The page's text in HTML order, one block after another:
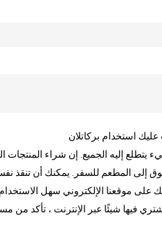
عليك استخدام بركاتلان
يتطلع إليه الجميع. إن شراء
إلى المطعم للسفر. يمكنك أن تنقذ
على موقعنا الإلكتروني سهل
فيها شيئًا عبر الإنترنت ، تأكد من